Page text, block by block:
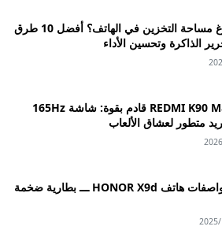
كيف أفرغ مساحة التخزين في الهاتف؟ أفضل 10 طرق
الذاكرة وتحسين الأداء
هاتف REDMI K90 Max قادم بقوة: شاشة 165Hz
متطور لعشاق الألعاب
سعر ومواصفات هاتف HONOR X9d ـــ بطارية ضخمة